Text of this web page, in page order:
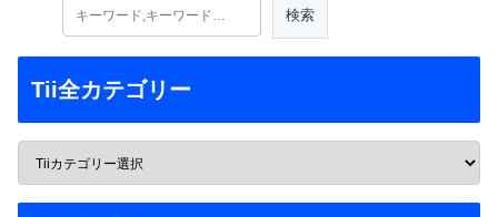
Tii全カテゴリー